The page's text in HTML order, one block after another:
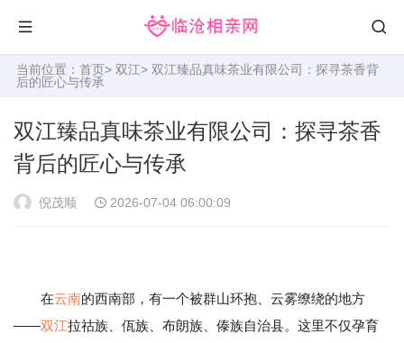
当前位置： 首页> 双江> 双江臻品真味茶业有限公司：探寻茶香背
后的匠心与传承
双江臻品真味茶业有限公司：探寻茶香
背后的匠心与传承
倪茂顺 2026-07-04 06:00:09
在云南的西南部，有一个被群山环抱、云雾缭绕的地方
——双江拉祜族、佤族、布朗族、傣族自治县。这里不仅孕育